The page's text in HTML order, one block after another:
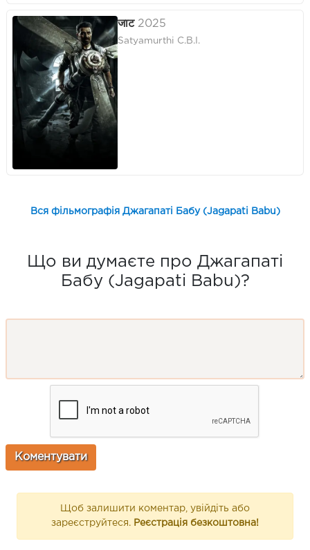
जाट 2025
Satyamurthi C.B.I.
Вся фільмографія Джагапаті Бабу (Jagapati Babu)
Що ви думаєте про Джагапаті
Бабу (Jagapati Babu)?
Щоб залишити коментар, увійдіть або
зареєструйтеся. Реєстрація безкоштовна!